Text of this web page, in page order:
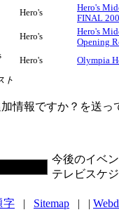
Hero's
Hero's
FINAL
Hero's
Hero's
Opening
Hero's
Olympia
ト
情報ですか？を送っ
今後のイベ
テレビスケ
字 | Sitemap | |